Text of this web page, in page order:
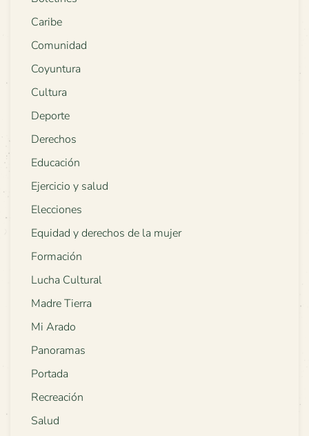
Caribe
Comunidad
Coyuntura
Cultura
Deporte
Derechos
Educación
Ejercicio y salud
Elecciones
Equidad y derechos de la mujer
Formación
Lucha Cultural
Madre Tierra
Mi Arado
Panoramas
Portada
Recreación
Salud